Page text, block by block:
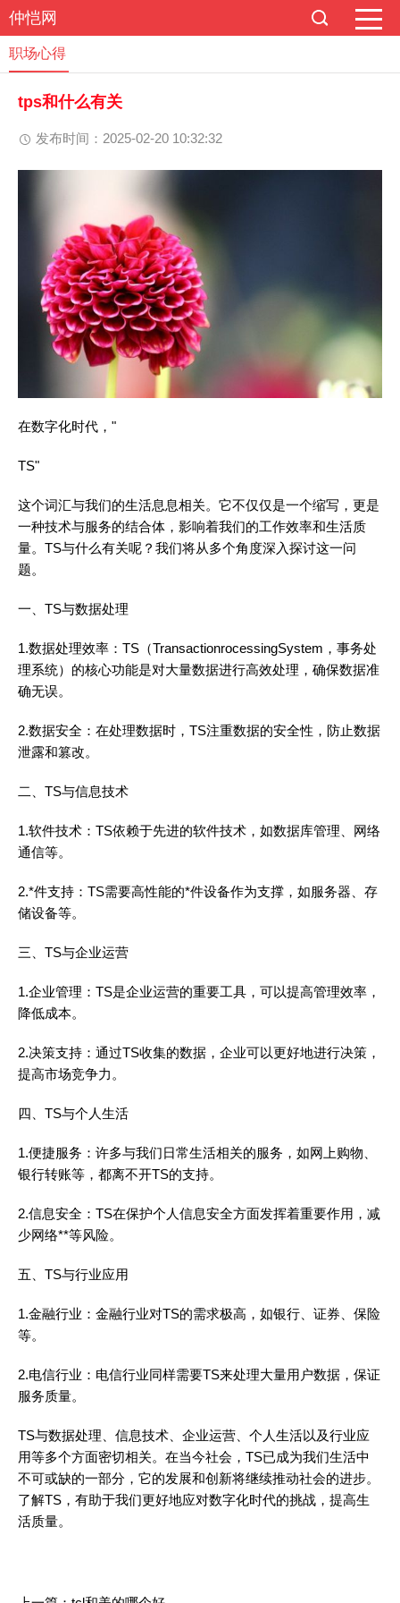
仲恺网
职场心得
tps和什么有关
发布时间：2025-02-20 10:32:32
在数字化时代，"
TS"
这个词汇与我们的生活息息相关。它不仅仅是一个缩写，更是
一种技术与服务的结合体，影响着我们的工作效率和生活质
量。TS与什么有关呢？我们将从多个角度深入探讨这一问
题。
一、TS与数据处理
1.数据处理效率：TS（TransactionrocessingSystem，事务处
理系统）的核心功能是对大量数据进行高效处理，确保数据准
确无误。
2.数据安全：在处理数据时，TS注重数据的安全性，防止数据
泄露和篡改。
二、TS与信息技术
1.软件技术：TS依赖于先进的软件技术，如数据库管理、网络
通信等。
2.*件支持：TS需要高性能的*件设备作为支撑，如服务器、存
储设备等。
三、TS与企业运营
1.企业管理：TS是企业运营的重要工具，可以提高管理效率，
降低成本。
2.决策支持：通过TS收集的数据，企业可以更好地进行决策，
提高市场竞争力。
四、TS与个人生活
1.便捷服务：许多与我们日常生活相关的服务，如网上购物、
银行转账等，都离不开TS的支持。
2.信息安全：TS在保护个人信息安全方面发挥着重要作用，减
少网络**等风险。
五、TS与行业应用
1.金融行业：金融行业对TS的需求极高，如银行、证券、保险
等。
2.电信行业：电信行业同样需要TS来处理大量用户数据，保证
服务质量。
TS与数据处理、信息技术、企业运营、个人生活以及行业应
用等多个方面密切相关。在当今社会，TS已成为我们生活中
不可或缺的一部分，它的发展和创新将继续推动社会的进步。
了解TS，有助于我们更好地应对数字化时代的挑战，提高生
活质量。